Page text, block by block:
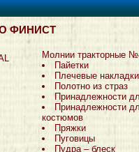
ФИНИСТ
Молнии тракторные
Пайетки
Плечевые накладки
Полотно из страз
Принадлежности
Принадлежности
костюмов
Пряжки
Пуговицы
Пудра – блеск